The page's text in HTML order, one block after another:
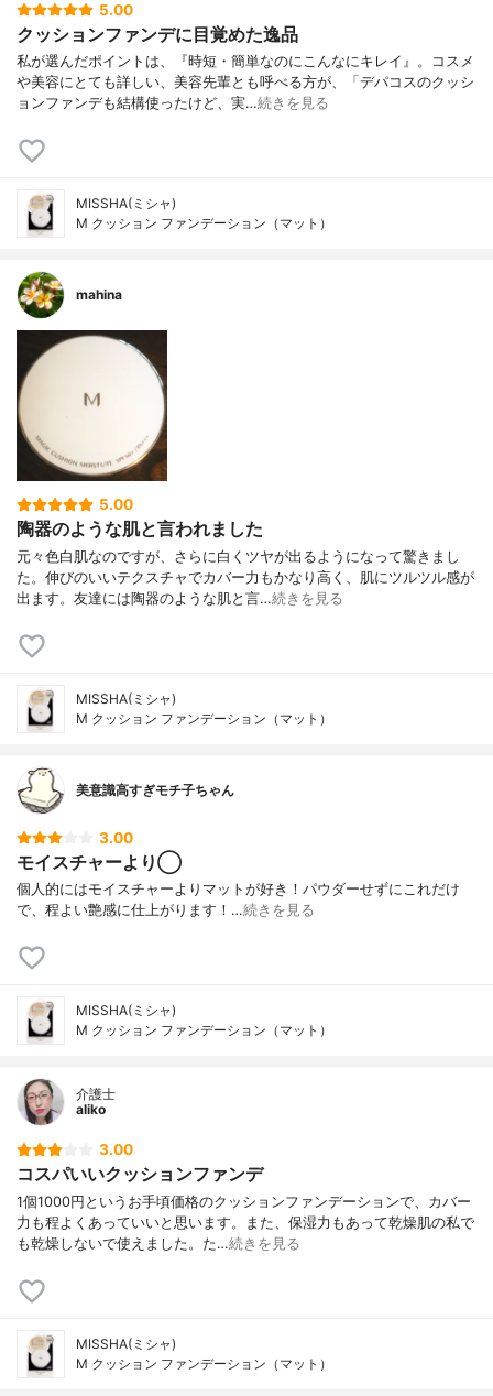
5.00
クッションファンデに目覚めた逸品
私が選んだポイントは、『時短・簡単なのにこんなにキレイ』。コスメ
や美容にとても詳しい、美容先輩とも呼べる方が、「デパコスのクッシ
ョンファンデも結構使ったけど、実…続きを見る
MISSHA(ミシャ)
M クッション ファンデーション（マット）
mahina
5.00
陶器のような肌と言われました
元々色白肌なのですが、さらに白くツヤが出るようになって驚きまし
た。伸びのいいテクスチャでカバー力もかなり高く、肌にツルツル感が
出ます。友達には陶器のような肌と言…続きを見る
MISSHA(ミシャ)
M クッション ファンデーション（マット）
美意識高すぎモチ子ちゃん
3.00
モイスチャーより◯
個人的にはモイスチャーよりマットが好き！パウダーせずにこれだけ
で、程よい艶感に仕上がります！…続きを見る
MISSHA(ミシャ)
M クッション ファンデーション（マット）
介護士
aliko
3.00
コスパいいクッションファンデ
1個1000円というお手頃価格のクッションファンデーションで、カバー
力も程よくあっていいと思います。また、保湿力もあって乾燥肌の私で
も乾燥しないで使えました。た…続きを見る
MISSHA(ミシャ)
M クッション ファンデーション（マット）